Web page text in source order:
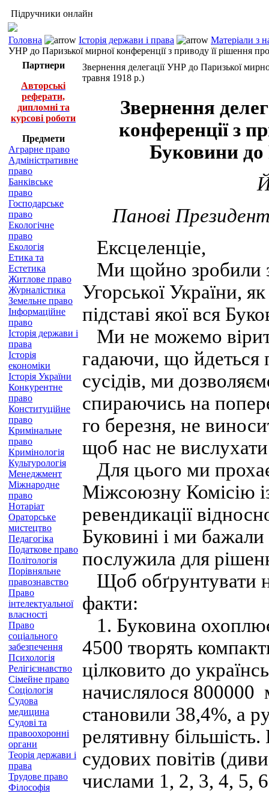
Підручники онлайн
Головна Історія держави і права
Матеріали з
УНР до Паризької мирної конференції з приводу її рішення
Партнери
Авторські
реферати,
дипломні та
курсові роботи
Предмети
Аграрне право
Адміністративне
право
Банківське
право
Господарське
право
Екологічне
право
Екологія
Етика та
Естетика
Житлове право
Журналістика
Земельне право
Інформаційне
право
Історія держави і
права
Історія
економіки
Історія України
Конкурентне
право
Конституційне
право
Кримінальне
право
Кримінологія
Культурологія
Менеджмент
Міжнародне
право
Нотаріат
Ораторське
мистецтво
Педагогіка
Податкове право
Політологія
Порівняльне
правознавство
Право
інтелектуальної
власності
Право
соціального
забезпечення
Психологія
Релігієзнавство
Сімейне право
Соціологія
Судова
медицина
Судові та
правоохоронні
органи
Теорія держави і
права
Трудове право
Філософія
Звернення делегації УНР до Паризької
травня 1918 р.)
Звернення
конференції з
Буковини до
Панові
Ексцеленціе,
Ми щойно зробили
Угорської України,
підставі якої вся
Ми не можемо
гадаючи, що йдеться
сусідів, ми
спираючись на
го березня, не
щоб нас не
Для цього ми
Міжсоюзну Комісію
ревендикації
Буковині і ми бажали
послужила для
Щоб обґрунтувати
факти:
1. Буковина
4500 творять
цілковито до
начислялося 800000
становили 38,4%, а
релятивну
судових повітів
числами 1, 2, 3, 4, 5,